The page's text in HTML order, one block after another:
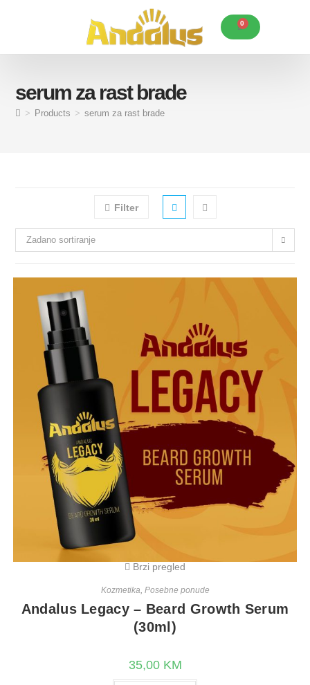
0
serum za rast brade
> Products > serum za rast brade
Filter
Zadano sortiranje
Brzi pregled
Kozmetika Posebne ponude
Andalus Legacy – Beard Growth Serum
(30ml)
35,00 KM